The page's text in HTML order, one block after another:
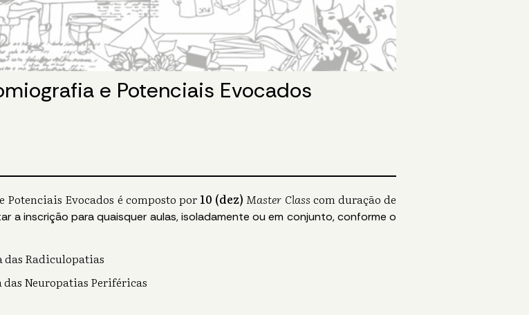
e Potenciais Evocados
Evocados é composto por 10 (dez) Master Class com duração de
a inscrição para quaisquer aulas, isoladamente ou em conjunto,conforme o
das Radiculopatias
Neuropatias Periféricas